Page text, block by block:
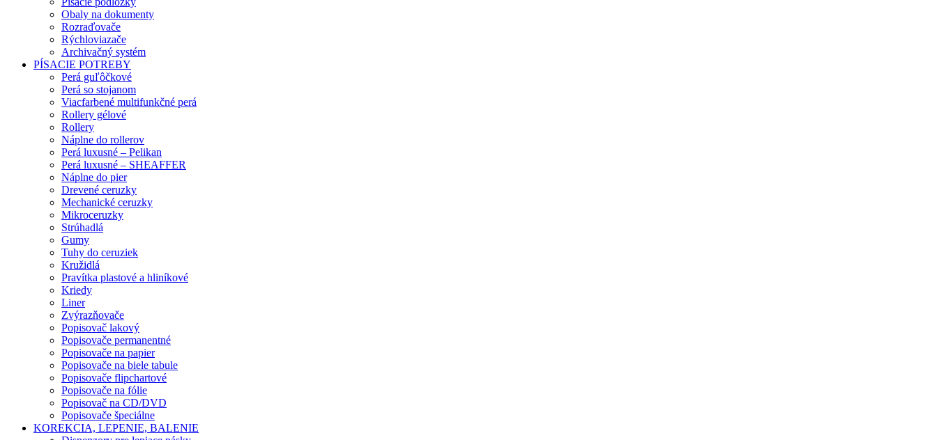
Obaly na dokumenty
Rozraďovače
Rýchloviazače
Archivačný systém
PÍSACIE POTREBY
Perá guľôčkové
Perá so stojanom
Viacfarbené multifunkčné perá
Rollery gélové
Rollery
Náplne do rollerov
Perá luxusné – Pelikan
Perá luxusné – SHEAFFER
Náplne do pier
Drevené ceruzky
Mechanické ceruzky
Mikroceruzky
Strúhadlá
Gumy
Tuhy do ceruziek
Kružidlá
Pravítka plastové a hliníkové
Kriedy
Liner
Zvýrazňovače
Popisovač lakový
Popisovače permanentné
Popisovače na papier
Popisovače na biele tabule
Popisovače flipchartové
Popisovače na fólie
Popisovač na CD/DVD
Popisovače špeciálne
KOREKCIA, LEPENIE, BALENIE